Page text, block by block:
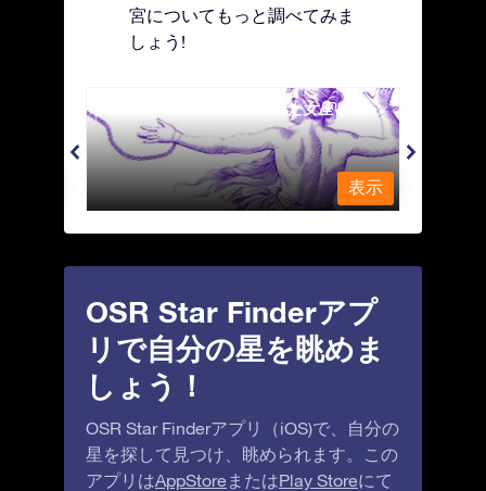
宮についてもっと調べてみま
しょう!
Andromeda - 鎖で縛られた女座
表示
OSR Star Finderアプ
リで自分の星を眺めま
しょう！
OSR Star Finderアプリ（iOS)で、自分の
星を探して見つけ、眺められます。この
アプリはAppStore またはPlay Storeにて